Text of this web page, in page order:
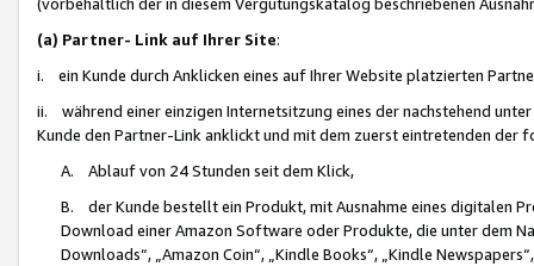
(a) Partner- Link auf Ihrer Site:
i. ein Kunde durch Anklicken eines auf Ihrer Website platzierten
ii. während einer einzigen Internetsitzung eines der nachstehend
Kunde den Partner-Link anklickt und mit dem zuerst eintretenden der
A. Ablauf von 24 Stunden seit dem Klick,
B. der Kunde bestellt ein Produkt, mit Ausnahme eines digitalen
Download einer Amazon Software oder Produkte, die unter dem
Downloads“, „Amazon Coin“, „Kindle Books“, „Kindle